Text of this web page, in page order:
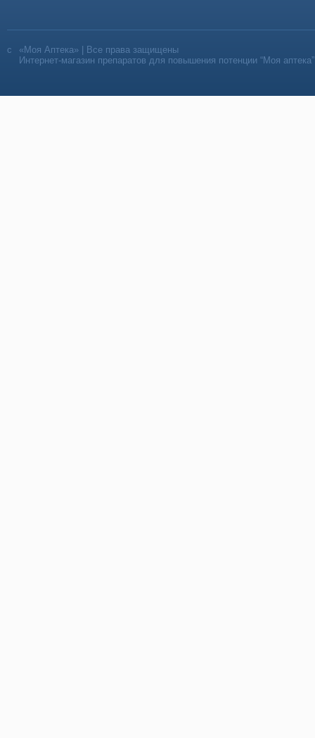
«Моя Аптека» | Все права защищены
Интернет-магазин препаратов для повышения потенции “Моя